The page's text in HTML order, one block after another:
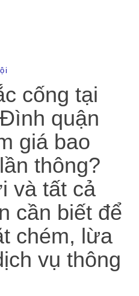
cống tại
quận
giá bao
thông?
và tất cả
cần biết để
chém, lừa
vụ thông